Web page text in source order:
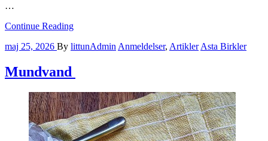
…
Continue Reading
maj 25, 2026 By littunAdmin Anmeldelser, Artikler Asta Birkler
Mundvand